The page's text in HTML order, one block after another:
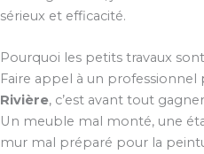
sérieux et efficacité.
Pourquoi les petits travaux
Faire appel à un professionnel
Rivière, c’est avant tout
Un meuble mal monté, une
mur mal préparé pour la